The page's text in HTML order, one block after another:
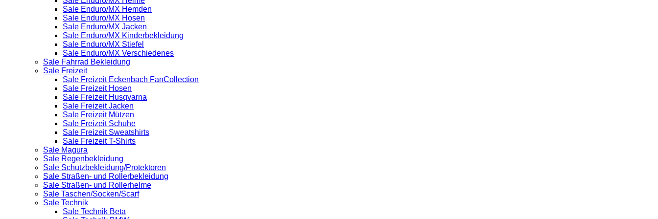
Sale Enduro/MX Hemden
Sale Enduro/MX Hosen
Sale Enduro/MX Jacken
Sale Enduro/MX Kinderbekleidung
Sale Enduro/MX Stiefel
Sale Enduro/MX Verschiedenes
Sale Fahrrad Bekleidung
Sale Freizeit
Sale Freizeit Eckenbach FanCollection
Sale Freizeit Hosen
Sale Freizeit Husqvarna
Sale Freizeit Jacken
Sale Freizeit Mützen
Sale Freizeit Schuhe
Sale Freizeit Sweatshirts
Sale Freizeit T-Shirts
Sale Magura
Sale Regenbekleidung
Sale Schutzbekleidung/Protektoren
Sale Straßen- und Rollerbekleidung
Sale Straßen- und Rollerhelme
Sale Taschen/Socken/Scarf
Sale Technik
Sale Technik Beta